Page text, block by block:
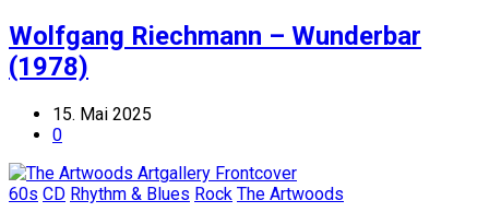
Wolfgang Riechmann – Wunderbar
(1978)
15. Mai 2025
0
60s CD Rhythm & Blues Rock The Artwoods